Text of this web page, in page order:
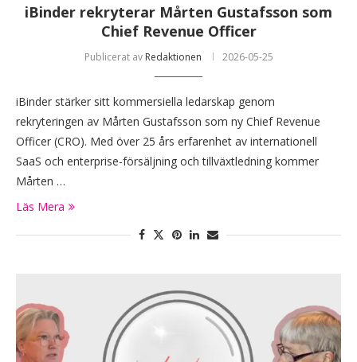
iBinder rekryterar Mårten Gustafsson som
Chief Revenue Officer
Publicerat av Redaktionen 2026-05-25
iBinder stärker sitt kommersiella ledarskap genom
rekryteringen av Mårten Gustafsson som ny Chief Revenue
Officer (CRO). Med över 25 års erfarenhet av internationell
SaaS och enterprise-försäljning och tillväxtledning kommer
Mårten …
Läs Mera